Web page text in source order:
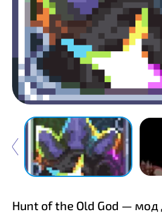
Hunt of the Old God — мод